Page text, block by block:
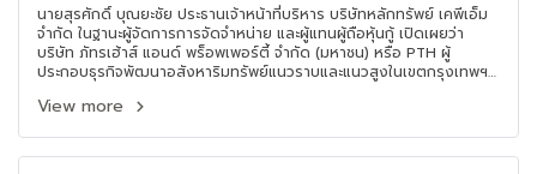
นายสุรศักดิ์ บุณยะชัย ประธานเจ้าหน้าที่บริหาร บริษัทหลักทรัพย์ เคพีเอ็ม
จำกัด ในฐานะผู้จัดการการจัดจำหน่าย และผู้แทนผู้ถือหุ้นกู้ เปิดเผยว่า
บริษัท ภัทรเฮ้าส์ แอนด์ พร็อพเพอร์ตี้ จำกัด (มหาชน) หรือ PTH ผู้
ประกอบธุรกิจพัฒนาอสังหาริมทรัพย์แนวราบและแนวสูงในเขตกรุงเทพฯ
ครั้งที่ 2/2568 โดยมียอดจองเข้ามามากกว่ายอดที่ออกและมูลค่าที่เสนอ
View more